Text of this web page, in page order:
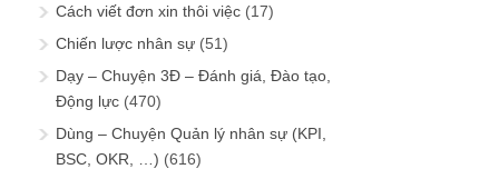
Cách viết đơn xin thôi việc (17)
Chiến lược nhân sự (51)
Dạy – Chuyện 3Đ – Đánh giá, Đào tạo,
Động lực (470)
Dùng – Chuyện Quản lý nhân sự (KPI,
BSC, OKR, …) (616)